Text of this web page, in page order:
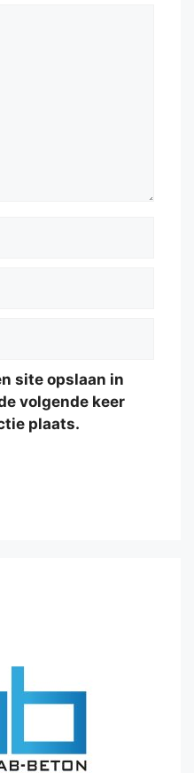
site opslaan in
volgende keer
plaats.